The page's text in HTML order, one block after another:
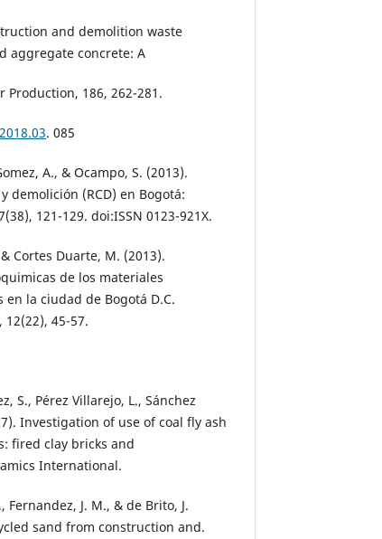
and demolition waste
aggregate concrete: A
Production, 186, 262-281.
. 085
A., & Ocampo, S. (2013).
demolición (RCD) en Bogotá:
121-129. doi:ISSN 0123-921X.
Cortes Duarte, M. (2013).
de los materiales
la ciudad de Bogotá D.C.
45-57.
S., Pérez Villarejo, L., Sánchez
Investigation of use of coal fly ash
fired clay bricks and
International.
Fernandez, J. M., & de Brito, J.
sand from construction and.